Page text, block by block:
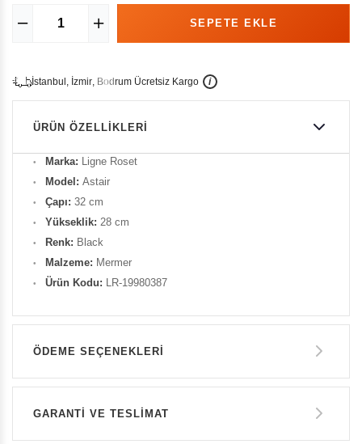
İstanbu , İzmir, Bodrum Ücretsiz Kargo i
ÜRÜN ÖZELLIKLERI
Marka: Ligne Roset
Model: Astair
Çapı: 32 cm
Yükseklik: 28 cm
Renk: Black
Malzeme: Mermer
Ürün Kodu: LR-19980387
ÖDEME SEÇENEKLERI
39.700 TL
GARANTİ VE TESLİMAT